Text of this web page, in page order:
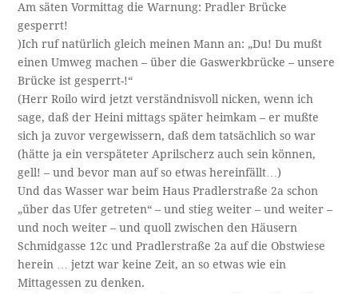
Am säten Vormittag die Warnung: Pradler Brücke
gesperrt!
)Ich ruf natürlich gleich meinen Mann an: „Du! Du mußt
einen Umweg machen – über die Gaswerkbrücke – unsere
Brücke ist gesperrt-!“
(Herr Roilo wird jetzt verständnisvoll nicken, wenn ich
sage, daß der Heini mittags später heimkam – er mußte
sich ja zuvor vergewissern, daß dem tatsächlich so war
(hätte ja ein verspäteter Aprilscherz auch sein können,
gell! – und bevor man auf so etwas hereinfällt…)
Und das Wasser war beim Haus Pradlerstraße 2a schon
„über das Ufer getreten“ – und stieg weiter – und weiter –
und noch weiter – und quoll zwischen den Häusern
Schmidgasse 12c und Pradlerstraße 2a auf die Obstwiese
herein … jetzt war keine Zeit, an so etwas wie ein
Mittagessen zu denken.